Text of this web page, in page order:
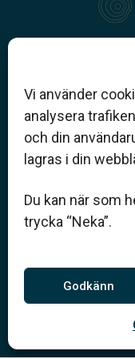
Vi använder
analysera
och din
lagras i din
Du kan när som
trycka “Neka”.
Godkänn
Vår
när